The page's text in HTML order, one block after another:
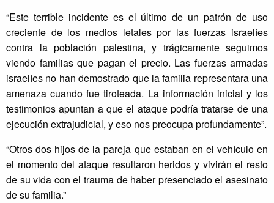
“Este terrible incidente es el último de un patrón de uso
creciente de los medios letales por las fuerzas israelíes
contra la población palestina, y trágicamente seguimos
viendo familias que pagan el precio. Las fuerzas armadas
israelíes no han demostrado que la familia representara una
amenaza cuando fue tiroteada. La información inicial y los
testimonios apuntan a que el ataque podría tratarse de una
ejecución extrajudicial, y eso nos preocupa profundamente”.
“Otros dos hijos de la pareja que estaban en el vehículo en
el momento del ataque resultaron heridos y vivirán el resto
de su vida con el trauma de haber presenciado el asesinato
de su familia.”